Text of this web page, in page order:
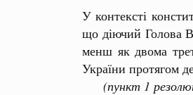
У контексті
що діючий Голова
менш як двома
України протягом
(пункт 1